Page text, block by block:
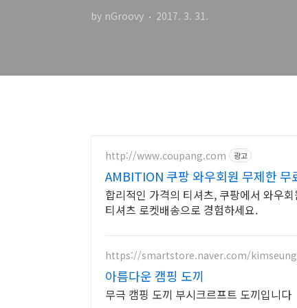
by nGroovy 2017. 3. 31.
http://www.coupang.com 광고
AMBITION 쿠팡 와우회원 무제한 무
합리적인 가격의 티셔츠, 쿠팡에서 와우
티셔츠 로켓배송으로 경험하세요.
https://smartstore.naver.com/
아름다운 캠핑 도끼
무극 캠핑 도끼 부시크르프트 도끼입니다